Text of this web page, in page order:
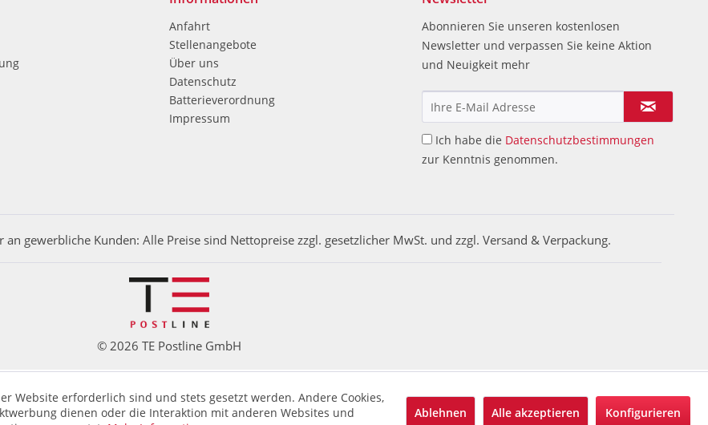
Anfahrt
Stellenangebote
Über uns
Datenschutz
Batterieverordnung
Impressum
Abonnieren Sie unseren kostenlosen
Newsletter und verpassen Sie keine Aktion
und Neuigkeit mehr
Ich habe die Datenschutzbestimmungen
zur Kenntnis genommen.
gewerbliche Kunden: Alle Preise sind Nettopreise zzgl. gesetzlicher MwSt. und zzgl. Versand & Verpackung.
© 2026 TE Postline GmbH
Website erforderlich sind und stets gesetzt werden. Andere Cookies,
dienen oder die Interaktion mit anderen Websites und
Ablehnen Alle akzeptieren Konfigurieren